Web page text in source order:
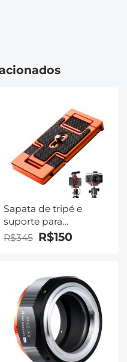
Sapata de tripé e
suporte para
smartphone (2 em 1)
R$345 R$150